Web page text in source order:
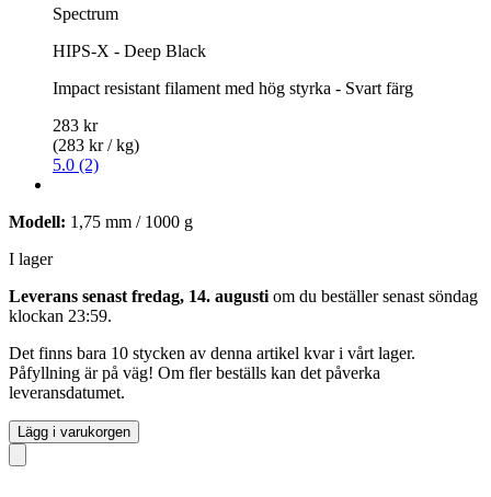
Spectrum
HIPS-X - Deep Black
Impact resistant filament med hög styrka - Svart färg
283 kr
(283 kr / kg)
5.0 (2)
Modell: 1,75 mm / 1000 g
I lager
Leverans senast fredag, 14. augusti om du beställer senast söndag
klockan 23:59.
Det finns bara 10 stycken av denna artikel kvar i vårt lager.
Påfyllning är på väg! Om fler beställs kan det påverka
leveransdatumet.
Lägg i varukorgen